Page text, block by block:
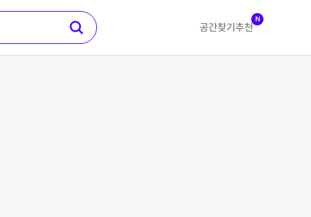
공간찾기 추천
N